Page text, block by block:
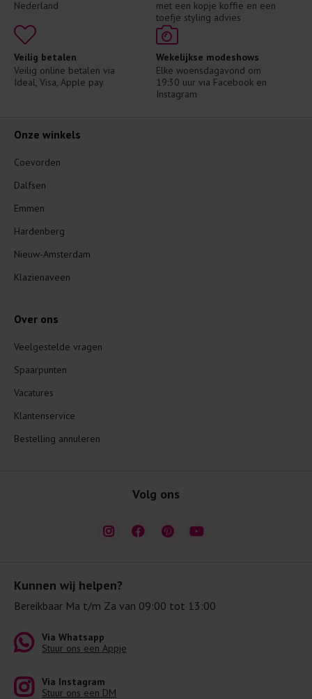
Nederland
met een kopje koffie en een
toefje styling advies
Veilig betalen
Veilig online betalen via
Ideal, Visa, Apple pay
Wekelijkse modeshows
Elke woensdagavond om
19:30 uur via Facebook en
Instagram
Kunnen wij helpen?
Bereikbaar Ma t/m Za van 09:00 tot 13:00
Via Whatsapp
Stuur ons een Appje
Via Instagram
Stuur ons een DM
Onze winkels
Coevorden
Dalfsen
Emmen
Hardenberg
Nieuw-Amsterdam
Klazienaveen
Over ons
Veelgestelde vragen
Spaarpunten
Vacatures
Klantenservice
Bestelling annuleren
Volg ons